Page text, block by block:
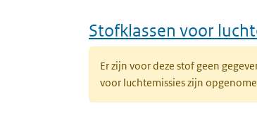
Stofklassen voor
Er zijn voor deze stof geen
voor luchtemissies zijn